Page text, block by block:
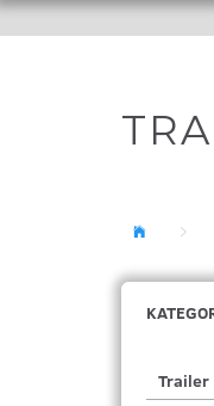
Trailer